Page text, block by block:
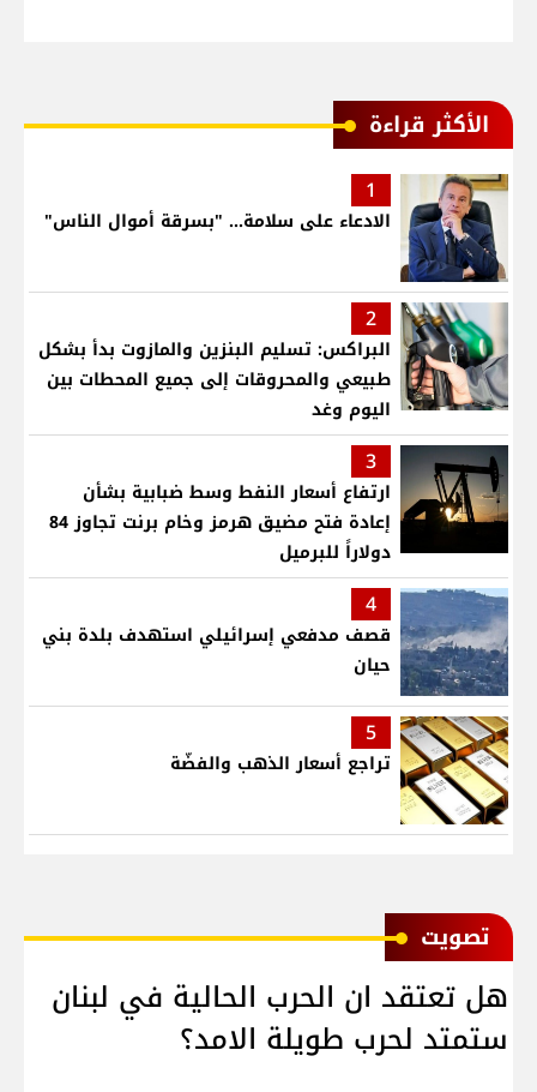
الأكثر قراءة
1
الادعاء على سلامة... "بسرقة أموال الناس"
2
البراكس: تسليم البنزين والمازوت بدأ بشكل
طبيعي والمحروقات إلى جميع المحطات بين
اليوم وغد
3
ارتفاع أسعار النفط وسط ضبابية بشأن
إعادة فتح مضيق هرمز وخام برنت تجاوز 84
دولاراً للبرميل
4
قصف مدفعي إسرائيلي استهدف بلدة بني
حيان
5
تراجع أسعار الذهب والفضّة
ﺗﺼﻮﻳﺖ
هل تعتقد ان الحرب الحالية في لبنان
ستمتد لحرب طويلة الامد؟